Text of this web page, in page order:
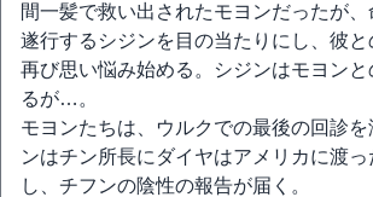
間一髪で救い出されたモヨンだったが
遂行するシジンを目の当たりにし、彼と
再び思い悩み始める。シジンはモヨン
るが…。
モヨンたちは、ウルクでの最後の回診を
ンはチン所長にダイヤはアメリカに渡
し、チフンの陰性の報告が届く。